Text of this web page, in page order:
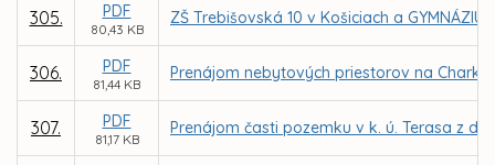
305. PDF
80,43 KB
ZŠ Trebišovská 10 v Košiciach a
306. PDF
81,44 KB
Prenájom nebytových priestorov na
307. PDF
81,17 KB
Prenájom časti pozemku v k. ú. Terasa z